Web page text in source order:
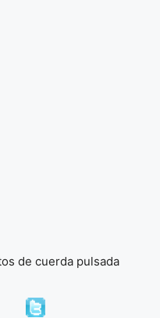
de cuerda pulsada